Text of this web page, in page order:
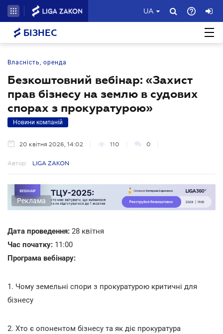
UA
БІЗНЕС
Власність, оренда
Безкоштовний вебінар: «Захист
прав бізнесу на землю в судових
спорах з прокуратурою»
Новини компаній
20 квітня 2026, 14:02 110 0
Автор: LIGA ZAKON
Реклама
Дата проведення: 28 квітня
Час початку: 11:00
Програма вебінару:
1. Чому земельні спори з прокуратурою критичні для
бізнесу
2. Хто є опонентом бізнесу та як діє прокуратура